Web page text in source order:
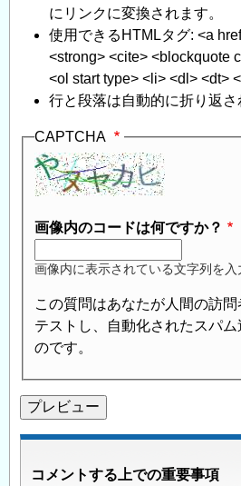
にリンクに変換されます。
使用できるHTMLタグ: <a
<strong> <cite> <blockquote
<ol start type> <li> <dl> <dt>
行と段落は自動的に折り返さ
CAPTCHA
画像内のコードは何ですか？
画像内に表示されている文字列を入
この質問はあなたが人間の訪
テストし、自動化されたスパ
のです。
コメントする上での重要事項